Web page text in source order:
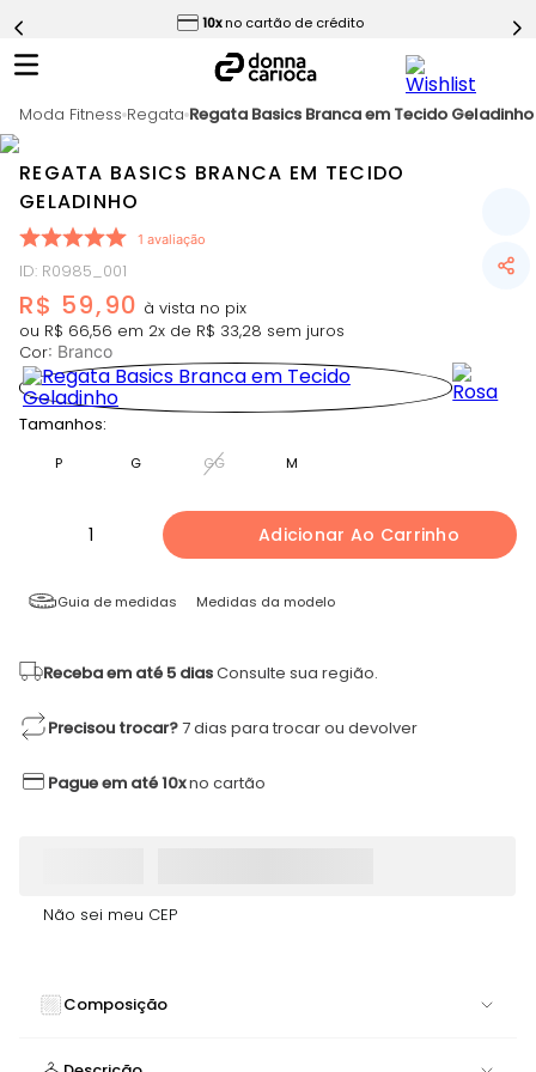
10x no cartão de crédito
Moda Fitness Regata Regata Basics Branca em Tecido Geladinho
REGATA BASICS BRANCA EM TECIDO
GELADINHO
1 avaliação
ID: R0985_001
R$ 59,90
ou R$ 66,56 em 2x de R$ 33,28 sem juros
Cor: Branco
Tamanhos:
P G GG M
1 Adicionar Ao Carrinho
Guia de medidas Medidas da modelo
Receba em até 5 diasConsulte sua região.
Precisou trocar?7 dias para trocar ou devolver
Pague em até 10xno cartão
Não sei meu CEP
Composição
7º Conjunto
9º Challenge Azul
10ºUltimate Rosa